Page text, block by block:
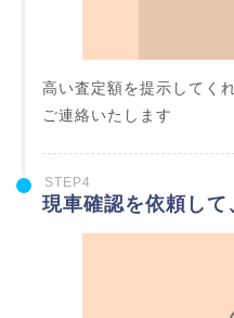
高い査定額を提示してく
ご連絡いたします
STEP4
現車確認を依頼して